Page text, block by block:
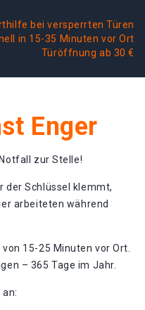
bei versperrten Türen
in 15-35 Minuten vor Ort
Türöffnung ab 30 €
Enger
zur Stelle!
der Schlüssel klemmt,
arbeiteten während
15-25 Minuten vor Ort.
– 365 Tage im Jahr.